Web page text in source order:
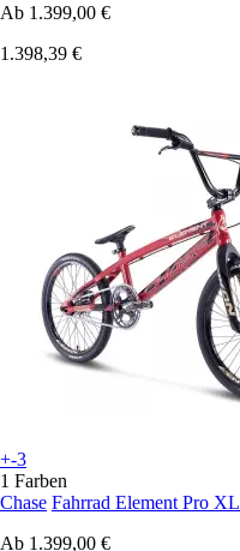
Ab 1.399,00 €
1.398,39 €
+-3
1 Farben
Chase Fahrrad Element Pro XL
Ab 1.399,00 €